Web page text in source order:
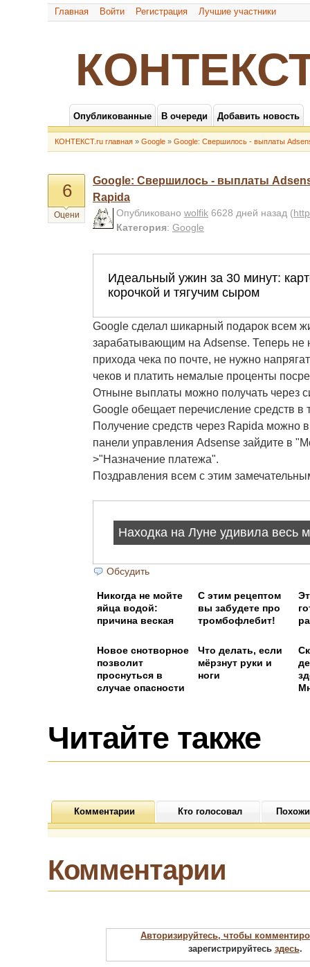
Главная Войти Регистрация Лучшие участники
Опубликованные В очереди Добавить новость
КОНТЕКСТ.ru главная » Google » Google: Свершилось - выплаты
6
Оцени
Google: Свершилось - выплаты
Rapida
Опубликовано wolfik 6628 дней назад (
Категория: Google
Google сделал шикарный подарок всем
зарабатывающим на Adsense. Теперь не
прихода чека по почте, не нужно
чеков и платить немалые проценты
Отныне выплаты можно получать через
Google обещает перечисление средств в
Получение средств через Rapida можно
панели управления Adsense зайдите в
>"Назначение платежа".
Поздравления всем с этим
Обсудить
Никогда не мойте
яйца водой:
причина веская
С этим рецептом
вы забудете про
тромбофлебит!
Новое снотворное
позволит
проснуться в
случае опасности
Что делать, если
мёрзнут руки и
ноги
Читайте также
Комментарии Кто голосовал
Комментарии
Авторизируйтесь, чтобы
зарегистрируйтесь здесь.